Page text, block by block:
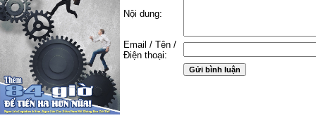
Nội dung:
Email / Tên /
Điện thoại: